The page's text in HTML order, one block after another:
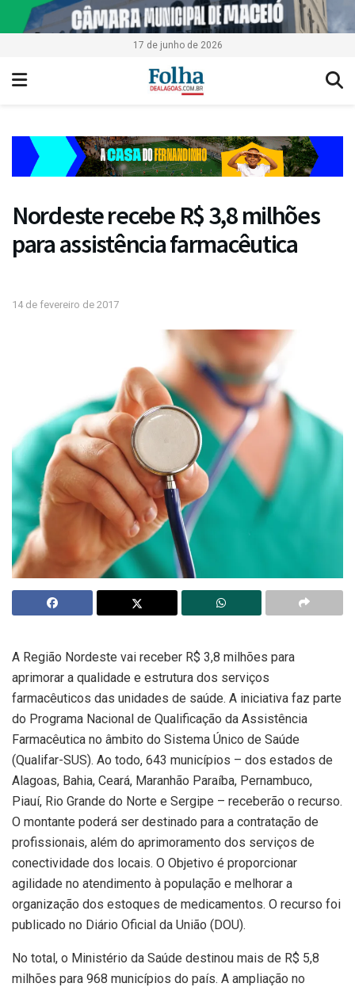
17 de junho de 2026
Nordeste recebe R$ 3,8 milhões
para assistência farmacêutica
14 de fevereiro de 2017
A Região Nordeste vai receber R$ 3,8 milhões para
aprimorar a qualidade e estrutura dos serviços
farmacêuticos das unidades de saúde. A iniciativa faz parte
do Programa Nacional de Qualificação da Assistência
Farmacêutica no âmbito do Sistema Único de Saúde
(Qualifar-SUS). Ao todo, 643 municípios – dos estados de
Alagoas, Bahia, Ceará, Maranhão Paraíba, Pernambuco,
Piauí, Rio Grande do Norte e Sergipe – receberão o recurso.
O montante poderá ser destinado para a contratação de
profissionais, além do aprimoramento dos serviços de
conectividade dos locais. O Objetivo é proporcionar
agilidade no atendimento à população e melhorar a
organização dos estoques de medicamentos. O recurso foi
publicado no Diário Oficial da União (DOU).
No total, o Ministério da Saúde destinou mais de R$ 5,8
milhões para 968 municípios do país. A ampliação no